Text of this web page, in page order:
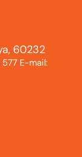
60232
E-mail: